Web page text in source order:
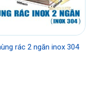
rác 2 ngăn inox 304